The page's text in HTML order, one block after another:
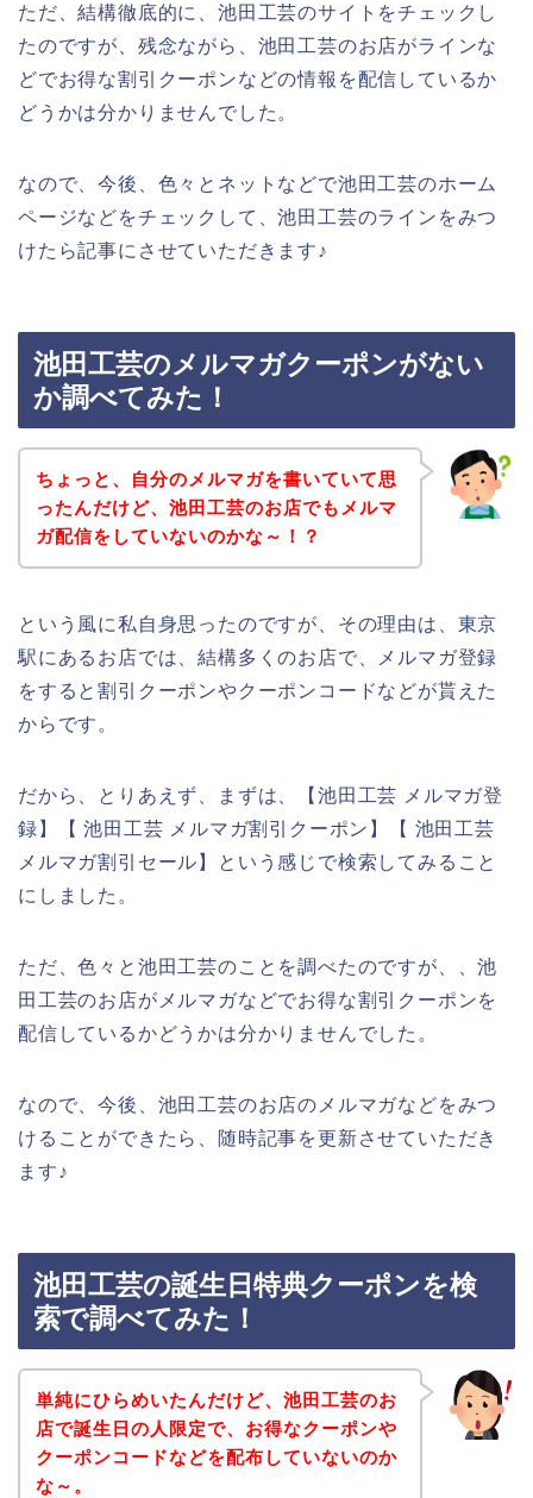
ただ、結構徹底的に、池田工芸のサイトをチェックし
たのですが、残念ながら、池田工芸のお店がラインな
どでお得な割引クーポンなどの情報を配信しているか
どうかは分かりませんでした。
なので、今後、色々とネットなどで池田工芸のホーム
ページなどをチェックして、池田工芸のラインをみつ
けたら記事にさせていただきます♪
池田工芸のメルマガクーポンがない
か調べてみた！
ちょっと、自分のメルマガを書いていて思
ったんだけど、池田工芸のお店でもメルマ
ガ配信をしていないのかな～！？
という風に私自身思ったのですが、その理由は、東京
駅にあるお店では、結構多くのお店で、メルマガ登録
をすると割引クーポンやクーポンコードなどが貰えた
からです。
だから、とりあえず、まずは、【池田工芸 メルマガ登
録】【 池田工芸 メルマガ割引クーポン】【 池田工芸
メルマガ割引セール】という感じで検索してみること
にしました。
ただ、色々と池田工芸のことを調べたのですが、、池
田工芸のお店がメルマガなどでお得な割引クーポンを
配信しているかどうかは分かりませんでした。
なので、今後、池田工芸のお店のメルマガなどをみつ
けることができたら、随時記事を更新させていただき
ます♪
池田工芸の誕生日特典クーポンを検
索で調べてみた！
単純にひらめいたんだけど、池田工芸のお
店で誕生日の人限定で、お得なクーポンや
クーポンコードなどを配布していないのか
な～。